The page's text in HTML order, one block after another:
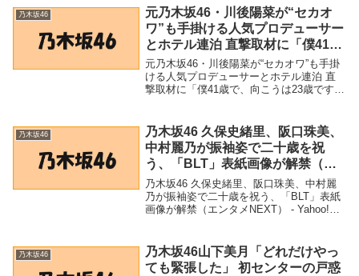
ッド』タップダンスを完コピ：北海...
乃木坂46
元乃木坂46・川後陽菜が“セカオ
ワ”も手掛ける人気プロデューサー
とホテル連泊 直撃取材に「僕41歳
で、向こうは23歳ですよ」 – 文春
オンライン
元乃木坂46・川後陽菜が“セカオワ”も手掛
ける人気プロデューサーとホテル連泊 直
撃取材に「僕41歳で、向こうは23歳です
掛ける人気プロデューサーとホテル連...
乃木坂46
乃木坂46 久保史緒里、阪口珠美、
中村麗乃が振袖姿で二十歳を祝
う、「BLT」表紙画像が解禁（エ
ンタメNEXT） – Yahoo!ニュース
– Yahoo!ニュース
乃木坂46 久保史緒里、阪口珠美、中村麗
乃が振袖姿で二十歳を祝う、「BLT」表紙
画像が解禁（エンタメNEXT） - Yahoo!ニ
村麗乃が振袖姿で二十...
乃木坂46
乃木坂46山下美月「どれだけやっ
ても緊張した」 初センターの戸惑